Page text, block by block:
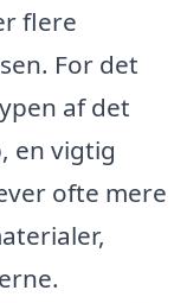
flere
For det
af det
en vigtig
ofte mere